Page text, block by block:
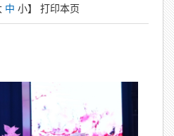
中 小】 打印本页